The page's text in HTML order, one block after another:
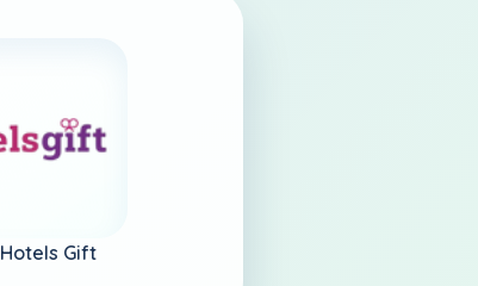
Hotels Gift